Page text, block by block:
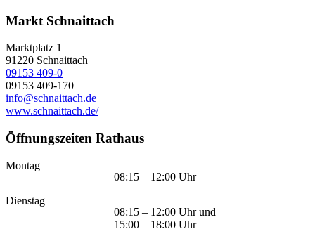
Markt Schnaittach
Marktplatz 1
91220 Schnaittach
09153 409-0
09153 409-170
info@schnaittach.de
www.schnaittach.de/
Öffnungszeiten Rathaus
Montag
08:15 – 12:00 Uhr
Dienstag
08:15 – 12:00 Uhr und
15:00 – 18:00 Uhr